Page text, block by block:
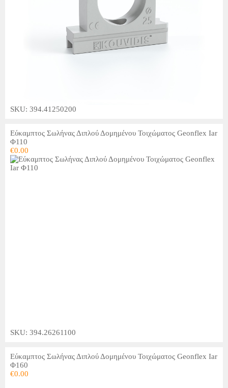
SKU: 394.41250200
Εύκαμπτος Σωλήνας Διπλού Δομημένου Τοιχώματος Geonflex Iar
Φ110
€0.00
SKU: 394.26261100
Εύκαμπτος Σωλήνας Διπλού Δομημένου Τοιχώματος Geonflex Iar
Φ160
€0.00